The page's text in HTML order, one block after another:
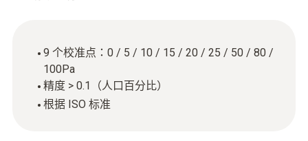
9 个校准点：0 / 5 / 10 / 15 / 20 / 25 / 50 / 80 /
100Pa
精度 > 0.1（人口百分比）
根据 ISO 标准